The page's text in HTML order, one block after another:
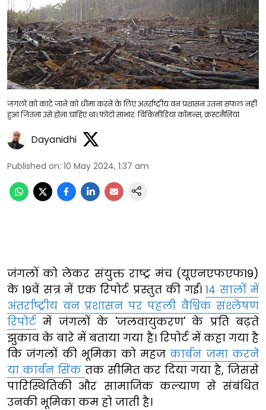
जंगलों को काटे जाने को धीमा करने के लिए अंतर्राष्ट्रीय वन प्रशासन उतना सफल नहीं
हुआ जितना उसे होना चाहिए था। फोटो साभार: विकिमीडिया कॉमन्स, क्रस्टमैनिया
Dayanidhi
Published on: 10 May 2024, 1:37 am
जंगलों को लेकर संयुक्त राष्ट्र मंच (यूएनएफएफ19)
के 19वें सत्र में एक रिपोर्ट प्रस्तुत की गई।14 सालों में
अंतर्राष्ट्रीय वन प्रशासन पर पहली वैश्विक संश्लेषण
रिपोर्ट में जंगलों के 'जलवायुकरण' के प्रति बढ़ते
झुकाव के बारे में बताया गया है। रिपोर्ट में कहा गया है
कि जंगलों की भूमिका को महजकार्बन जमा करने
या कार्बन सिंक तक सीमित कर दिया गया है, जिससे
पारिस्थितिकी और सामाजिक कल्याण से संबंधित
उनकी भूमिका कम हो जाती है।